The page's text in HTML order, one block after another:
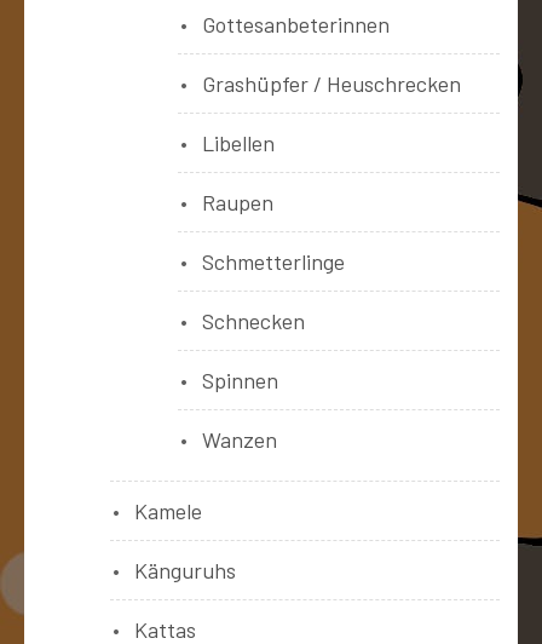
Gottesanbeterinnen
Grashüpfer / Heuschrecken
Libellen
Raupen
Schmetterlinge
Schnecken
Spinnen
Wanzen
Kamele
Känguruhs
Kattas